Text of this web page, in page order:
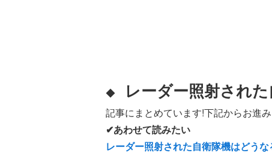
◆ レーダー照射され
記事にまとめています!下記からお進
✔あわせて読みたい
レーダー照射された自衛隊機はどう